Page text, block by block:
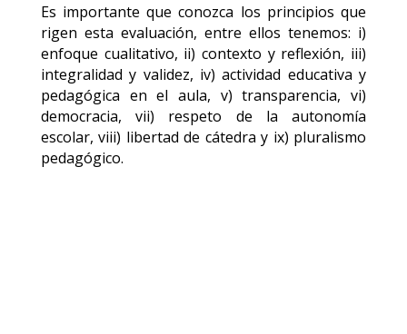
Es importante que conozca los principios que
rigen esta evaluación, entre ellos tenemos: i)
enfoque cualitativo, ii) contexto y reflexión, iii)
integralidad y validez, iv) actividad educativa y
pedagógica en el aula, v) transparencia, vi)
democracia, vii) respeto de la autonomía
escolar, viii) libertad de cátedra y ix) pluralismo
pedagógico.